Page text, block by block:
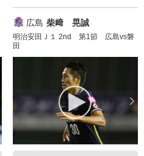
広島 柴﨑 晃誠
明治安田Ｊ１ 2nd 第1節 広島vs磐
田